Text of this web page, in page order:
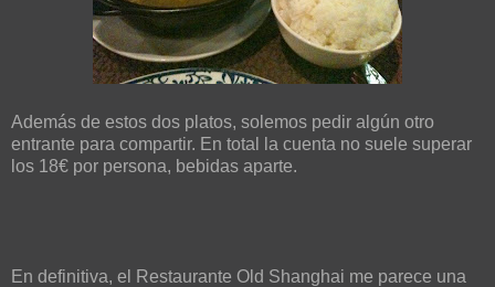
Además de estos dos platos, solemos pedir algún otro
entrante para compartir. En total la cuenta no suele superar
los 18€ por persona, bebidas aparte.
En definitiva, el Restaurante Old Shanghai me parece una